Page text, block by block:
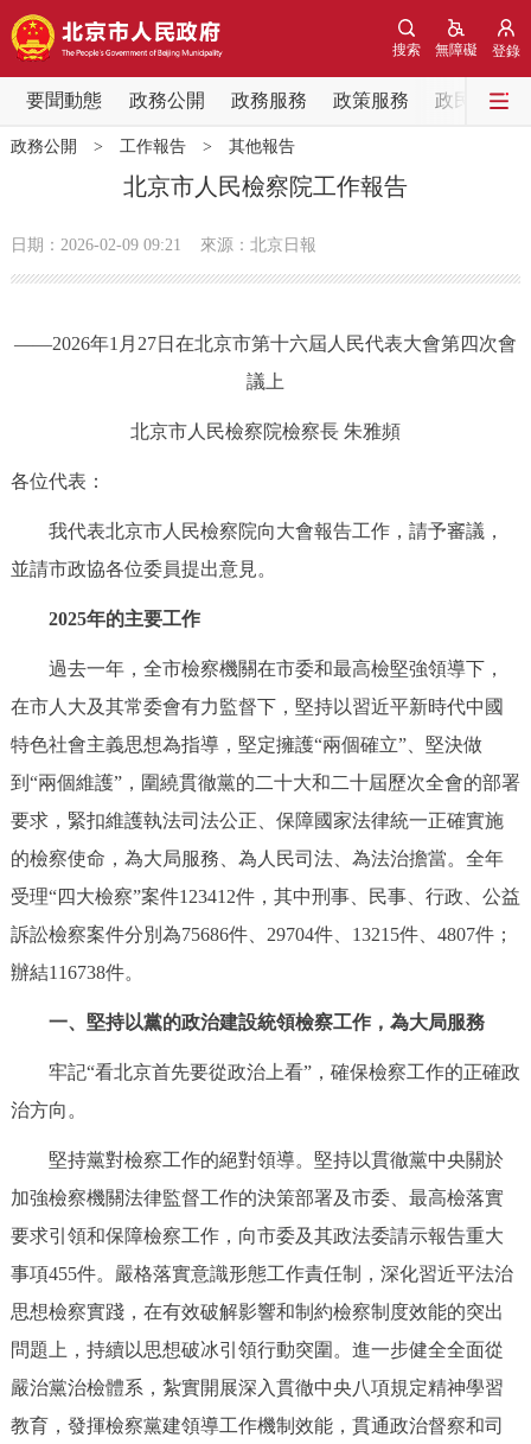
登錄
無障礙
搜索
要聞動態 政務公開 政務服務 政策服務 政民互動
要聞動態
黨中央精神 國務院資訊
政務公開
機構職能
政策兌現
決策公開 專題公開
政務服務
個人服務 法人服務 部門服務
便民服務 利企服務 投資項目
仲介服務 陽光政務
12345網上接訴即辦 我要諮詢 我要建議
參與調查 線上訪談 圖説互動
走進北京
綠色北京 圖説北京 視頻北京
多語種
ENGLISH 한국어 日本語
DEUTSCH FRANÇAIS РУССКИЙ ЯЗЫК
政務公開 > 工作報告> 其他報告
北京市人民檢察院工作報告
日期：2026-02-09 09:21 來源：北京日報
——2026年1月27日在北京市第十六屆人民代表大會第四次會
議上
北京市人民檢察院檢察長 朱雅頻
各位代表：
我代表北京市人民檢察院向大會報告工作，請予審議，
並請市政協各位委員提出意見。
2025年的主要工作
過去一年，全市檢察機關在市委和最高檢堅強領導下，
在市人大及其常委會有力監督下，堅持以習近平新時代中國
特色社會主義思想為指導，堅定擁護“兩個確立”、堅決做
到“兩個維護”，圍繞貫徹黨的二十大和二十屆歷次全會的部署
要求，緊扣維護執法司法公正、保障國家法律統一正確實施
的檢察使命，為大局服務、為人民司法、為法治擔當。全年
受理“四大檢察”案件123412件，其中刑事、民事、行政、公益
訴訟檢察案件分別為75686件、29704件、13215件、4807件；
辦結116738件。
一、堅持以黨的政治建設統領檢察工作，為大局服務
牢記“看北京首先要從政治上看”，確保檢察工作的正確政
治方向。
堅持黨對檢察工作的絕對領導。堅持以貫徹黨中央關於
加強檢察機關法律監督工作的決策部署及市委、最高檢落實
要求引領和保障檢察工作，向市委及其政法委請示報告重大
事項455件。嚴格落實意識形態工作責任制，深化習近平法治
思想檢察實踐，在有效破解影響和制約檢察制度效能的突出
問題上，持續以思想破冰引領行動突圍。進一步健全全面從
嚴治黨治檢體系，紮實開展深入貫徹中央八項規定精神學習
教育，發揮檢察黨建領導工作機制效能，貫通政治督察和司